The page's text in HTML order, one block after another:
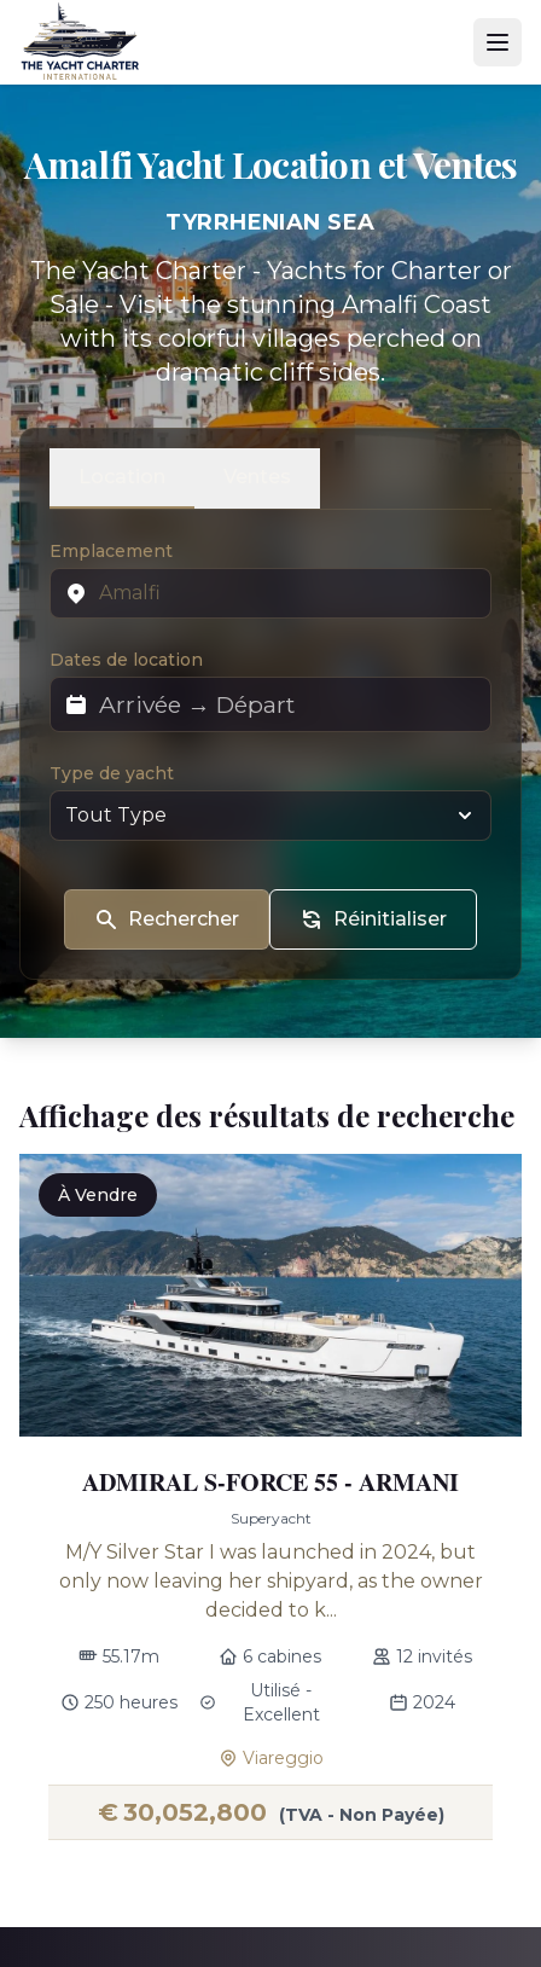
Amalfi YachtLocation et Ventes
TYRRHENIAN SEA
The Yacht Charter - Yachts for Charter or
Sale - Visit the stunning Amalfi Coast
with its colorful villages perched on
dramatic cliff sides.
Emplacement
Dates de location
Type de yacht
Rechercher Réinitialiser
Affichage des résultats de recherche
À Vendre
ADMIRAL S-FORCE 55 - ARMANI
Superyacht
M/Y Silver Star I was launched in 2024, but
only now leaving her shipyard, as the owner
decided to k...
55.17m 6 cabines 12 invités
250 heures
Utilisé -
Excellent
2024
Viareggio
€30,052,800 (TVA - Non Payée)